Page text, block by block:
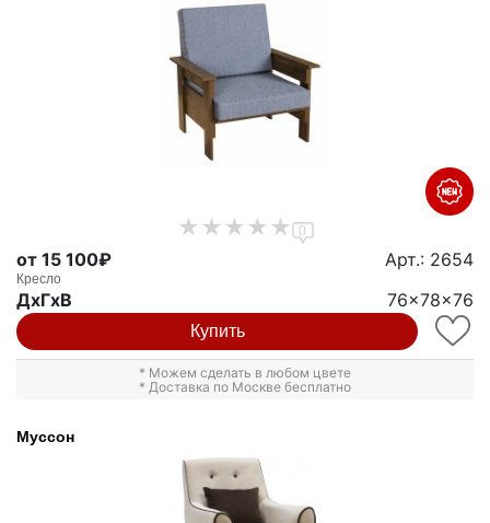
0
от 15 100₽ Арт.: 2654
Кресло
ДxГxВ 76x78x76
Купить
* Можем сделать в любом цвете
* Доставка по Москве бесплатно
Муссон